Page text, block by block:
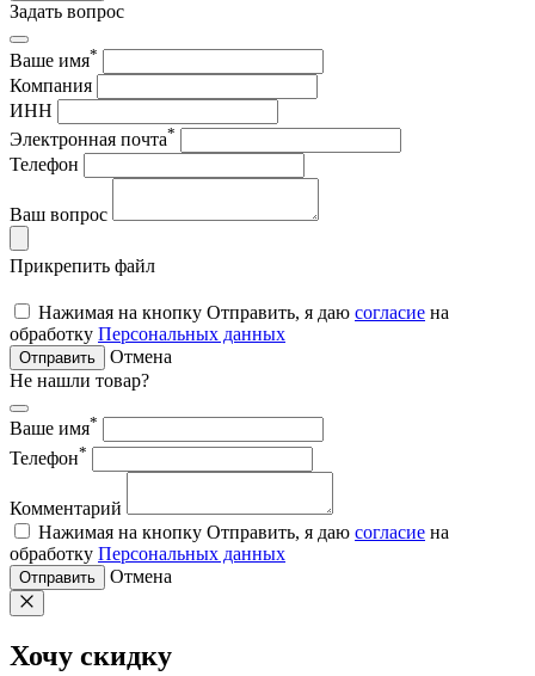
Задать вопрос
Ваше имя*
Компания
ИНН
Электронная почта*
Телефон
Ваш вопрос
Прикрепить файл
Нажимая на кнопку Отправить, я даю согласие на
обработку Персональных данных
Отправить
Отмена
Не нашли товар?
Ваше имя*
Телефон*
Комментарий
Нажимая на кнопку Отправить, я даю согласие на
обработку Персональных данных
Отправить Отмена
Хочу скидку